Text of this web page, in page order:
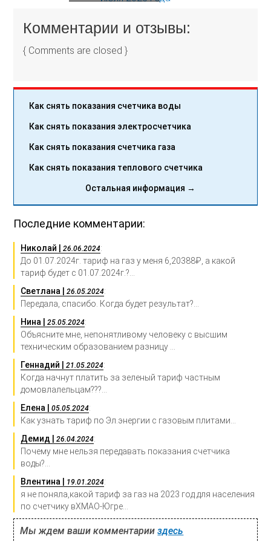
Комментарии и отзывы:
{ Comments are closed }
Как снять показания счетчика воды
Как снять показания электросчетчика
Как снять показания счетчика газа
Как снять показания теплового счетчика
Остальная информация →
Последние комментарии:
Николай |26.06.2024:
До 01.07.2024г. тариф на газ у меня 6,20388₽, а какой
тариф будет с 01.07.2024г.?...
Светлана |26.05.2024:
Передала, спасибо. Когда будет результат?...
Нина |25.05.2024:
Объясните мне, непонятливому человеку с высшим
техническим образованием разницу ...
Геннадий |21.05.2024:
Когда начнут платить за зеленый тариф частным
домовлалельцам???...
Елена |05.05.2024:
Как узнать тариф по Эл.энергии с газовым плитами...
Демид |26.04.2024:
Почему мне нельзя передавать показания счетчика
воды?...
Влентина |
19.01.2024:
я не поняла,какой тариф за газ на 2023 год для населения
по счетчику вХМАО-Югре...
Мы ждем ваши комментарииздесь